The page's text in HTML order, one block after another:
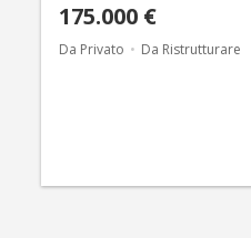
175.000 €
Da Privato Da Ristrutturare